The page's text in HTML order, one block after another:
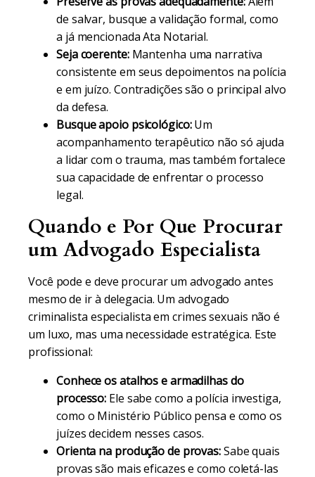
de salvar, busque a validação formal, como
a já mencionada Ata Notarial.
Seja coerente:Mantenha uma narrativa
consistente em seus depoimentos na polícia
e em juízo. Contradições são o principal alvo
da defesa.
Busque apoio psicológico:Um
acompanhamento terapêutico não só ajuda
a lidar com o trauma, mas também fortalece
sua capacidade de enfrentar o processo
legal.
Quando e Por Que Procurar
um Advogado Especialista
Você pode e deve procurar um advogado antes
mesmo de ir à delegacia. Um advogado
criminalista especialista em crimes sexuais não é
um luxo, mas uma necessidade estratégica. Este
profissional:
Conhece os atalhos e armadilhas do
processo: Ele sabe como a polícia investiga,
como o Ministério Público pensa e como os
juízes decidem nesses casos.
Orienta na produção de provas:Sabe quais
provas são mais eficazes e como coletá-las